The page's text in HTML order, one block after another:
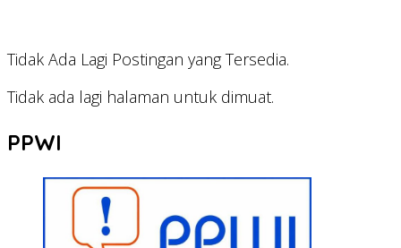
Tidak Ada Lagi Postingan yang Tersedia.
Tidak ada lagi halaman untuk dimuat.
PPWI